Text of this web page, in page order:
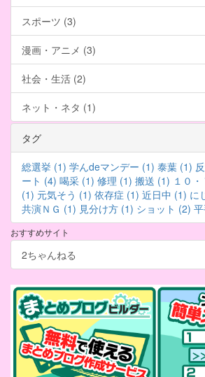
スポーツ (3)
漫画・アニメ (3)
社会・生活 (2)
ネット・ネタ (1)
タグ
総選挙 (1) 学んdeマンデー (1) 泰葉 (1)
ート (4) 喝采 (1) 修理 (1) 搬送 (1) １０
(1) 元気そう (1) 依存症 (1) 近日中 (1) に
共演ＮＧ (1) 見分け方 (1) ショット (2)
おすすめサイト
2ちゃんねる